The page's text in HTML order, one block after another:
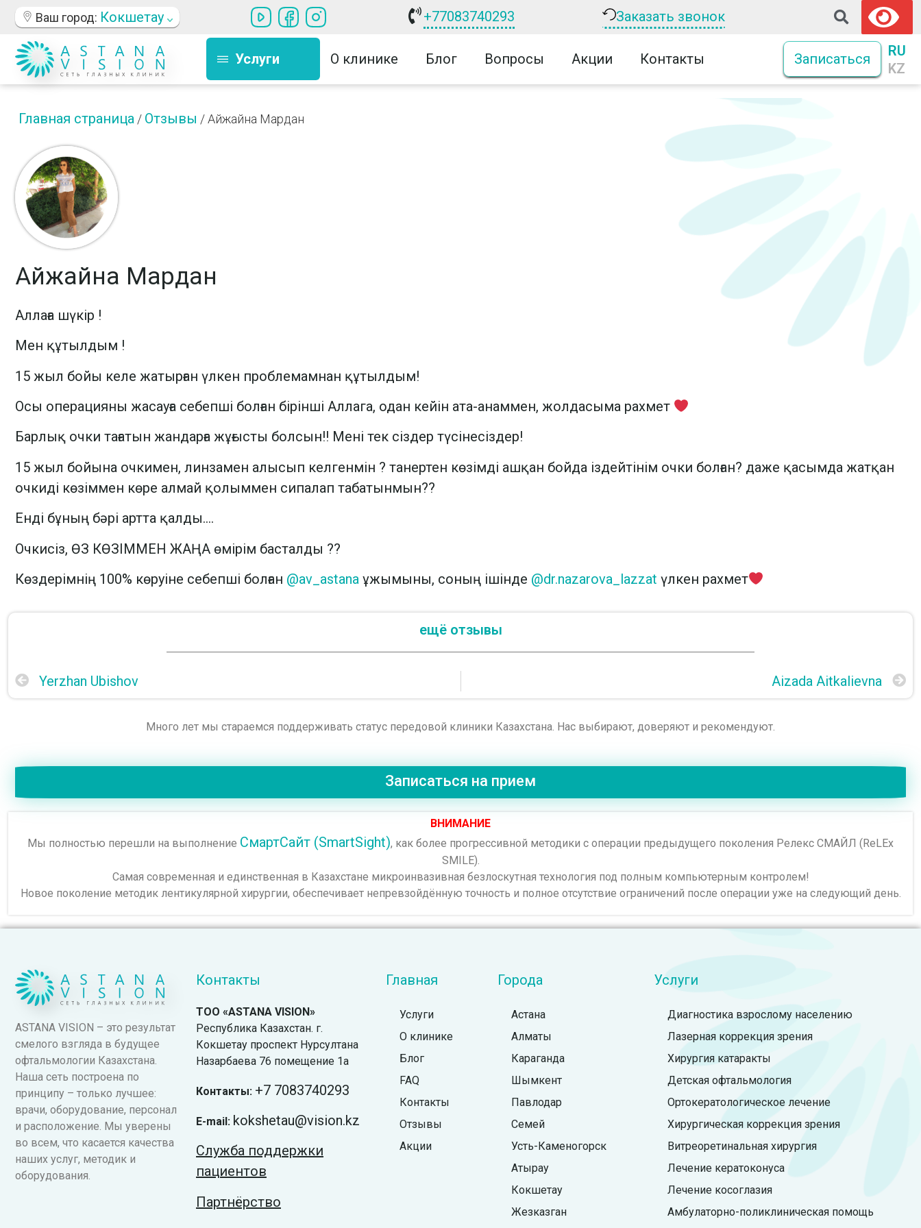
Ваш город: Кокшетау +77083740293 Заказать звонок
Услуги О клинике Блог Вопросы Акции Контакты Записаться
RU
KZ
Главная страница / Отзывы /Айжайна Мардан
Айжайна Мардан
Аллаға шүкір !
Мен құтылдым !
15 жыл бойы келе жатырған үлкен проблемамнан құтылдым!
Осы операцияны жасауға себепші болған бірінші Аллага, одан кейін ата-анаммен, жолдасыма рахмет
Барлық очки тағатын жандарға жұғысты болсын!! Мені тек сіздер түсінесіздер!
15 жыл бойына очкимен, линзамен алысып келгенмін ? танертен көзімді ашқан бойда іздейтінім очки болған? даже қасымда жатқан
очкиді көзіммен көре алмай қолыммен сипалап табатынмын??
Енді бұның бәрі артта қалды….
Очкисіз, ӨЗ КӨЗІММЕН ЖАҢА өмірім басталды ??
Көздерімнің 100% көруіне себепші болған @av_astana ұжымыны, соның ішінде @dr.nazarova_lazzat үлкен рахмет
ещё отзывы
Yerzhan Ubishov Aizada Aitkalievna
Много лет мы стараемся поддерживать статус передовой клиники Казахстана. Нас выбирают, доверяют и рекомендуют.
Записаться на прием
ВНИМАНИЕ
Мы полностью перешли на выполнение СмартСайт (SmartSight), как более прогрессивной методики с операции предыдущего поколения Релекс СМАЙЛ (ReLEx
SMILE).
Самая современная и единственная в Казахстане микроинвазивная безлоскутная технология под полным компьютерным контролем!
Новое поколение методик лентикулярной хирургии, обеспечивает непревзойдённую точность и полное отсутствие ограничений после операции уже на следующий день.
ASTANA VISION – это результат
смелого взгляда в будущее
офтальмологии Казахстана.
Наша сеть построена по
принципу – только лучшее:
врачи, оборудование, персонал
и расположение. Мы уверены
во всем, что касается качества
наших услуг, методик и
оборудования.
Контакты
ТОО «ASTANA VISION»
Республика Казахстан. г.
Кокшетау проспект Нурсултана
Назарбаева 76 помещение 1а
Контакты: +7 7083740293
E-mail: kokshetau@vision.kz
Служба поддержки
пациентов
Партнёрство
Главная
Услуги
О клинике
Блог
FAQ
Контакты
Отзывы
Акции
Города
Астана
Алматы
Караганда
Шымкент
Павлодар
Семей
Усть-Каменогорск
Атырау
Кокшетау
Жезказган
Услуги
Диагностика взрослому населению
Лазерная коррекция зрения
Хирургия катаракты
Детская офтальмология
Ортокератологическое лечение
Хирургическая коррекция зрения
Витреоретинальная хирургия
Лечение кератоконуса
Лечение косоглазия
Амбулаторно-поликлиническая помощь